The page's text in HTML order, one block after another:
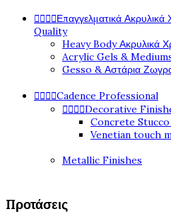
Επαγγελματικά
Quality
Heavy Body Ακρυλικά
Acrylic Gels &
Gesso & Αστάρια
Cadence Professional
Decorative
Concrete
Venetian touch
Metallic Finishes
Προτάσεις